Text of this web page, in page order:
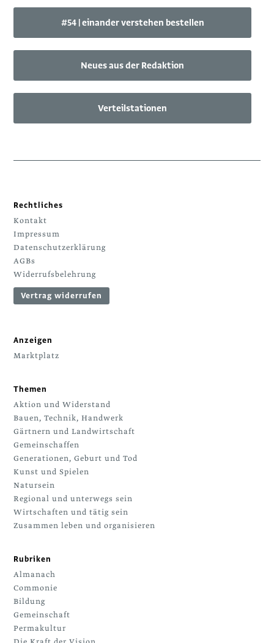
#54 | einander verstehen bestellen
Neues aus der Redaktion
Verteilstationen
Rechtliches
Kontakt
Impressum
Datenschutzerklärung
AGBs
Widerrufsbelehrung
Vertrag widerrufen
Anzeigen
Marktplatz
Themen
Aktion und Widerstand
Bauen, Technik, Handwerk
Gärtnern und Landwirtschaft
Gemeinschaffen
Generationen, Geburt und Tod
Kunst und Spielen
Natursein
Regional und unterwegs sein
Wirtschaften und tätig sein
Zusammen leben und organisieren
Rubriken
Almanach
Commonie
Bildung
Gemeinschaft
Permakultur